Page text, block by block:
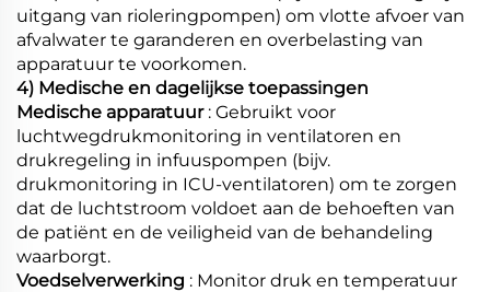
uitgang van rioleringpompen) om vlotte afvoer van
afvalwater te garanderen en overbelasting van
apparatuur te voorkomen.
4) Medische en dagelijkse toepassingen
Medische apparatuur : Gebruikt voor
luchtwegdrukmonitoring in ventilatoren en
drukregeling in infuuspompen (bijv.
drukmonitoring in ICU-ventilatoren) om te zorgen
dat de luchtstroom voldoet aan de behoeften van
de patiënt en de veiligheid van de behandeling
waarborgt.
Voedselverwerking : Monitor druk en temperatuur